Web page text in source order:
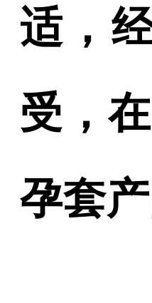
适，
受，
孕套产